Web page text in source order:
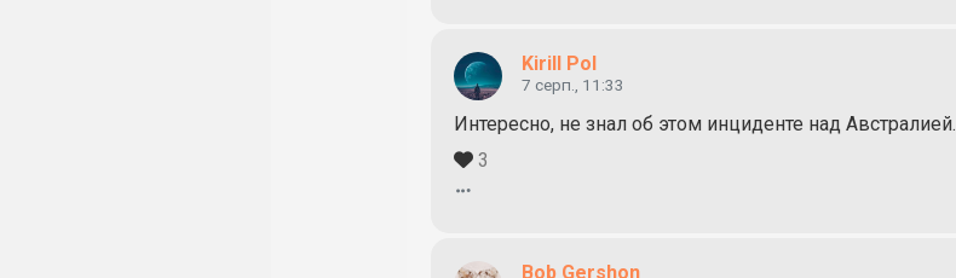
Kirill Pol
7 серп., 11:33
Интересно, не знал об этом инциденте над Австралией.
3
Bob Gershon